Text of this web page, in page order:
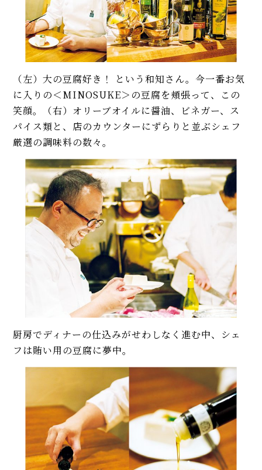
（左）大の豆腐好き！ という和知さん。今一番お気
に入りの＜MINOSUKE＞の豆腐を頬張って、この
笑顔。（右）オリーブオイルに醤油、ビネガー、ス
パイス類と、店のカウンターにずらりと並ぶシェフ
厳選の調味料の数々。
厨房でディナーの仕込みがせわしなく進む中、シェ
フは賄い用の豆腐に夢中。